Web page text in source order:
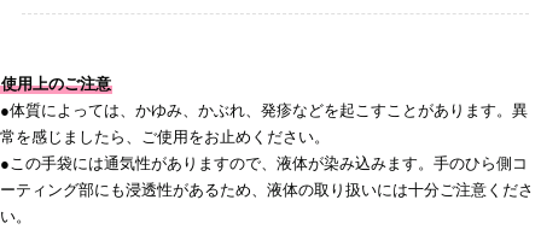
使用上のご注意
●体質によっては、かゆみ、かぶれ、発疹などを起こすことがあります。異
常を感じましたら、ご使用をお止めください。
●この手袋には通気性がありますので、液体が染み込みます。手のひら側コ
ーティング部にも浸透性があるため、液体の取り扱いには十分ご注意くださ
い。